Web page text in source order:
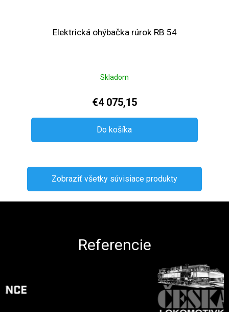
Elektrická ohýbačka rúrok RB 54
Skladom
€4 075,15
Do košíka
Zobraziť všetky súvisiace produkty
Referencie